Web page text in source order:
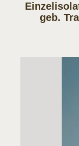
geb.